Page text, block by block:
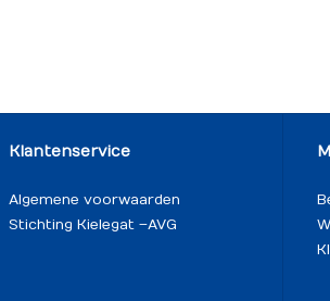
Klantenservice
Algemene voorwaarden
Stichting Kielegat – AVG